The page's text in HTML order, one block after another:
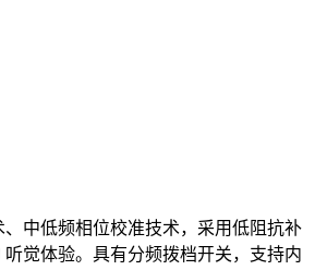
中低频相位校准技术，采用低阻抗补
觉体验。具有分频拨档开关，支持内